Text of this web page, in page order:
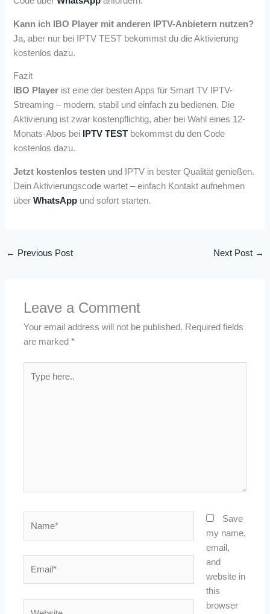
Kann ich IBO Player mit anderen IPTV-Anbietern nutzen?
Ja, aber nur bei IPTV TEST bekommst du die Aktivierung
kostenlos dazu.
Fazit
IBO Player ist eine der besten Apps für Smart TV IPTV-
Streaming – modern, stabil und einfach zu bedienen. Die
Aktivierung ist zwar kostenpflichtig, aber bei Wahl eines 12-
Monats-Abos bei
IPTV TEST bekommst du den Code
kostenlos dazu.
Jetzt kostenlos testen und IPTV in bester Qualität genießen.
Dein Aktivierungscode wartet – einfach Kontakt aufnehmen
überWhatsApp und sofort starten.
← Previous Post Next Post →
Leave a Comment
Your email address will not be published. Required fields
are marked*
here..
Save
my name,
email,
and
website in
this
browser